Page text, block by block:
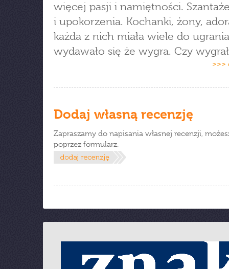
więcej pasji i namiętności.
i upokorzenia. Kochanki, żony,
każda z nich miała wiele do
wydawało się że wygra. Czy
>>>
Dodaj własną recenzję
Zapraszamy do napisania własnej recenzji,
poprzez formularz.